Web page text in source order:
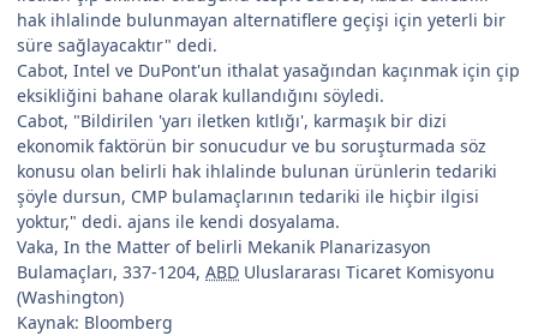
hak ihlalinde bulunmayan alternatiflere geçişi için yeterli bir
süre sağlayacaktır" dedi.
Cabot, Intel ve DuPont'un ithalat yasağından kaçınmak için çip
eksikliğini bahane olarak kullandığını söyledi.
Cabot, "Bildirilen 'yarı iletken kıtlığı', karmaşık bir dizi
ekonomik faktörün bir sonucudur ve bu soruşturmada söz
konusu olan belirli hak ihlalinde bulunan ürünlerin tedariki
şöyle dursun, CMP bulamaçlarının tedariki ile hiçbir ilgisi
yoktur," dedi. ajans ile kendi dosyalama.
Vaka, In the Matter of belirli Mekanik Planarizasyon
Bulamaçları, 337-1204, ABD Uluslararası Ticaret Komisyonu
(Washington)
Kaynak: Bloomberg